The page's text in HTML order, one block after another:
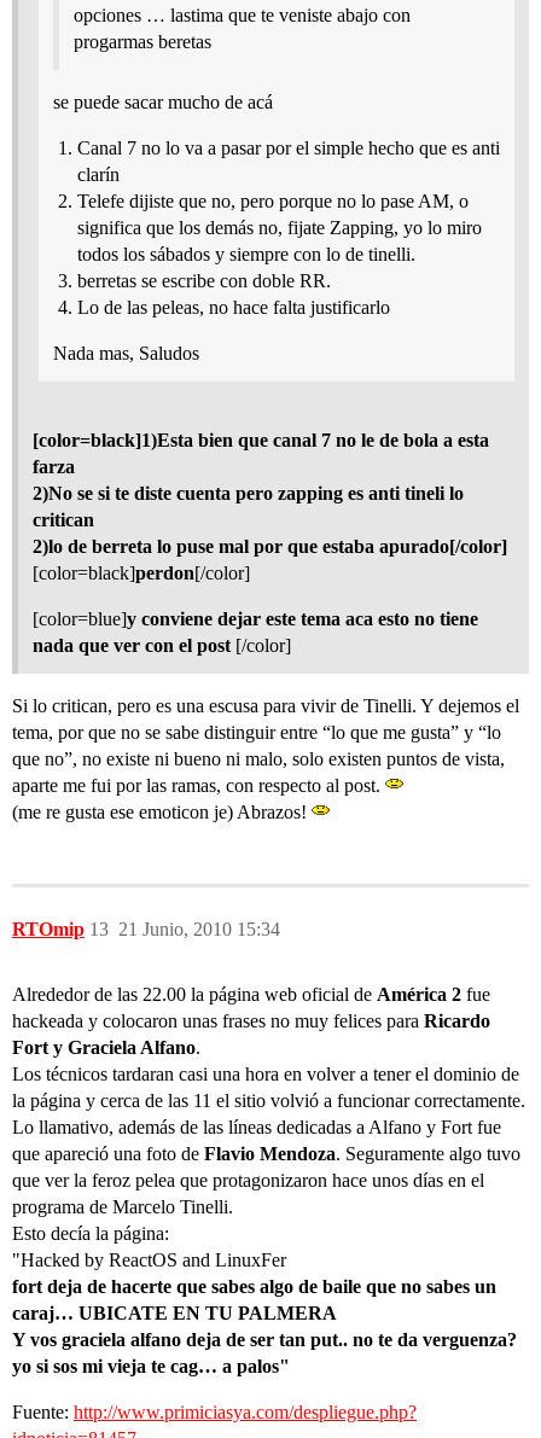
opciones … lastima que te veniste abajo con
progarmas beretas
se puede sacar mucho de acá
Canal 7 no lo va a pasar por el simple hecho que es anti
clarín
Telefe dijiste que no, pero porque no lo pase AM, o
significa que los demás no, fijate Zapping, yo lo miro
todos los sábados y siempre con lo de tinelli.
berretas se escribe con doble RR.
Lo de las peleas, no hace falta justificarlo
Nada mas, Saludos
[color=black]1)Esta bien que canal 7 no le de bola a esta
farza
2)No se si te diste cuenta pero zapping es anti tineli lo
critican
2)lo de berreta lo puse mal por que estaba apurado[/color]
[color=black]perdon[/color]
[color=blue]y conviene dejar este tema aca esto no tiene
nada que ver con el post [/color]
Si lo critican, pero es una escusa para vivir de Tinelli. Y dejemos el
tema, por que no se sabe distinguir entre “lo que me gusta” y “lo
que no”, no existe ni bueno ni malo, solo existen puntos de vista,
aparte me fui por las ramas, con respecto al post.
(me re gusta ese emoticon je) Abrazos!
RTOmip 21 Junio, 2010 15:34
13
Alrededor de las 22.00 la página web oficial de América 2 fue
hackeada y colocaron unas frases no muy felices para Ricardo
Fort y Graciela Alfano.
Los técnicos tardaran casi una hora en volver a tener el dominio de
la página y cerca de las 11 el sitio volvió a funcionar correctamente.
Lo llamativo, además de las líneas dedicadas a Alfano y Fort fue
que apareció una foto de Flavio Mendoza. Seguramente algo tuvo
que ver la feroz pelea que protagonizaron hace unos días en el
programa de Marcelo Tinelli.
Esto decía la página:
"Hacked by ReactOS and LinuxFer
fort deja de hacerte que sabes algo de baile que no sabes un
caraj… UBICATE EN TU PALMERA
Y vos graciela alfano deja de ser tan put.. no te da verguenza?
yo si sos mi vieja te cag… a palos"
Fuente: http://www.primiciasya.com/despliegue.php?